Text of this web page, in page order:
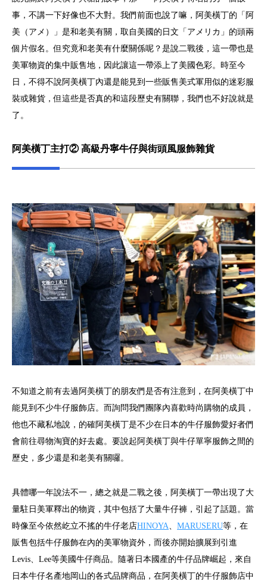
事，不講一下好像也不大對。我們前面也說了嘛，阿美橫丁的「阿
美（アメ）」是和老美有關，取自美國的日文「アメリカ」的頭兩
個片假名。但究竟和老美有什麼關係呢？是說二戰後，這一帶也是
美軍物資的集中販售地，因此讓這一帶添上了美國色彩。時至今
日，不得不說阿美橫丁內還是能見到一些販售美式軍用似的迷彩服
裝或雜貨，但這些是否真的和這段歷史有關聯，我們也不好說就是
了。
阿美橫丁主打② 高級丹寧牛仔與街頭風服飾雜貨
不知道之前有去過阿美橫丁的朋友們是否有注意到，在阿美橫丁中
能見到不少牛仔服飾店。而詢問我們團隊內喜歡時尚購物的成員，
他也不藏私地說，的確阿美橫丁是不少在日本的牛仔服飾愛好者們
會前往尋物淘寶的好去處。要說起阿美橫丁與牛仔單寧服飾之間的
歷史，多少還是和老美有關囉。
具體哪一年說法不一，總之就是二戰之後，阿美橫丁一帶出現了大
量駐日美軍釋出的物資，其中包括了大量牛仔褲，引起了話題。當
時像至今依然屹立不搖的牛仔老店HINOYA MARUSERU等，在
販售包括牛仔服飾在內的美軍物資外，而後亦開始擴展到引進
Levis、Lee等美國牛仔商品。隨著日本國產的牛仔品牌崛起，來自
日本牛仔名產地岡山的各式品牌商品，在阿美橫丁的牛仔服飾店中